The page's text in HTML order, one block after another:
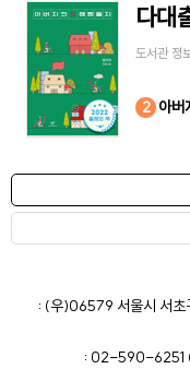
다대
도서관 정
1
2 아버
3
4
5
6
7
8
9
10
: (우)06579 서울시 서초
: 02-590-6251